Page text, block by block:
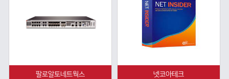
팔로알토네트웍스 넷코아테크